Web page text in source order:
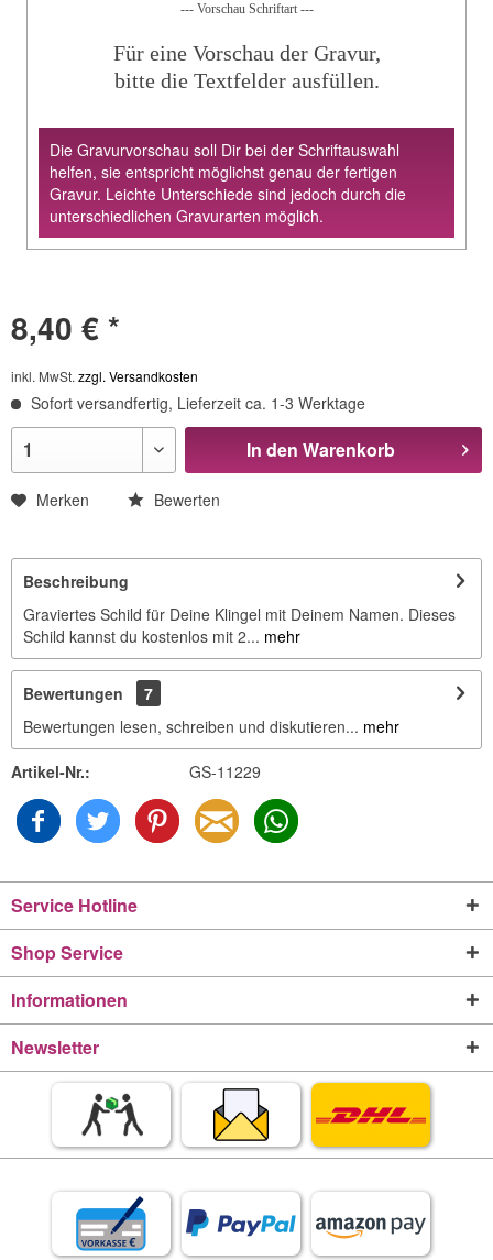
--- Vorschau Schriftart ---
Für eine Vorschau der Gravur,
bitte die Textfelder ausfüllen.
Die Gravurvorschau soll Dir bei der Schriftauswahl
helfen, sie entspricht möglichst genau der fertigen
Gravur. Leichte Unterschiede sind jedoch durch die
unterschiedlichen Gravurarten möglich.
8,40 € *
inkl. MwSt. zzgl. Versandkosten
Sofort versandfertig, Lieferzeit ca. 1-3 Werktage
In den Warenkorb
Merken Bewerten
Beschreibung
Graviertes Schild für Deine Klingel mit Deinem Namen. Dieses
Schild kannst du kostenlos mit 2... mehr
Bewertungen
7
Bewertungen lesen, schreiben und diskutieren... mehr
Artikel-Nr.: GS-11229
Service Hotline
Shop Service
Informationen
Newsletter